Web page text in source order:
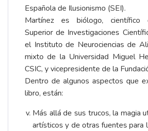
Española de Ilusionismo (SEI).
Martínez es biólogo, científico
Superior de Investigaciones
el Instituto de Neurociencias de
mixto de la Universidad Miguel
CSIC, y vicepresidente de la
Dentro de algunos aspectos que
libro, están:
Más allá de sus trucos, la magia
artísticos y de otras fuentes para